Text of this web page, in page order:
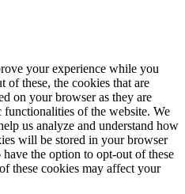
your experience while you
of these, the cookies that are
on your browser as they are
of the website. We
us analyze and understand how
will be stored in your browser
the option to opt-out of these
these cookies may affect your